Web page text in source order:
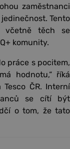
zaměstnanci
Tento
včetně těch se
komunity.
práce s pocitem,
hodnotu,“ říká
ČR. Interní
se cítí být
o tom, že tato